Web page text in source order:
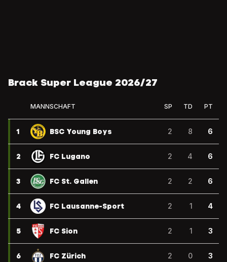
Brack Super League 2026/27
MANNSCHAFT SP TD PT
1 BSC Young Boys 2 8 6
2 FC Lugano 2 4 6
3 FC St. Gallen 2 2 6
4 FC Lausanne-Sport 2 1 4
5 FC Sion 2 1 3
6 FC Zürich 2 0 3